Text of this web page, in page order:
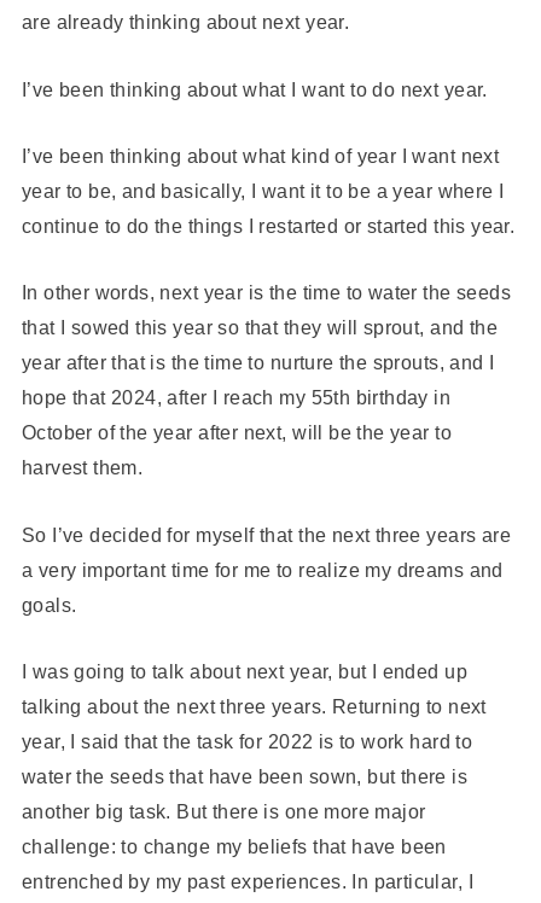
are already thinking about next year.
I’ve been thinking about what I want to do next year.
I’ve been thinking about what kind of year I want next
year to be, and basically, I want it to be a year where I
continue to do the things I restarted or started this year.
In other words, next year is the time to water the seeds
that I sowed this year so that they will sprout, and the
year after that is the time to nurture the sprouts, and I
hope that 2024, after I reach my 55th birthday in
October of the year after next, will be the year to
harvest them.
So I’ve decided for myself that the next three years are
a very important time for me to realize my dreams and
goals.
I was going to talk about next year, but I ended up
talking about the next three years. Returning to next
year, I said that the task for 2022 is to work hard to
water the seeds that have been sown, but there is
another big task. But there is one more major
challenge: to change my beliefs that have been
entrenched by my past experiences. In particular, I